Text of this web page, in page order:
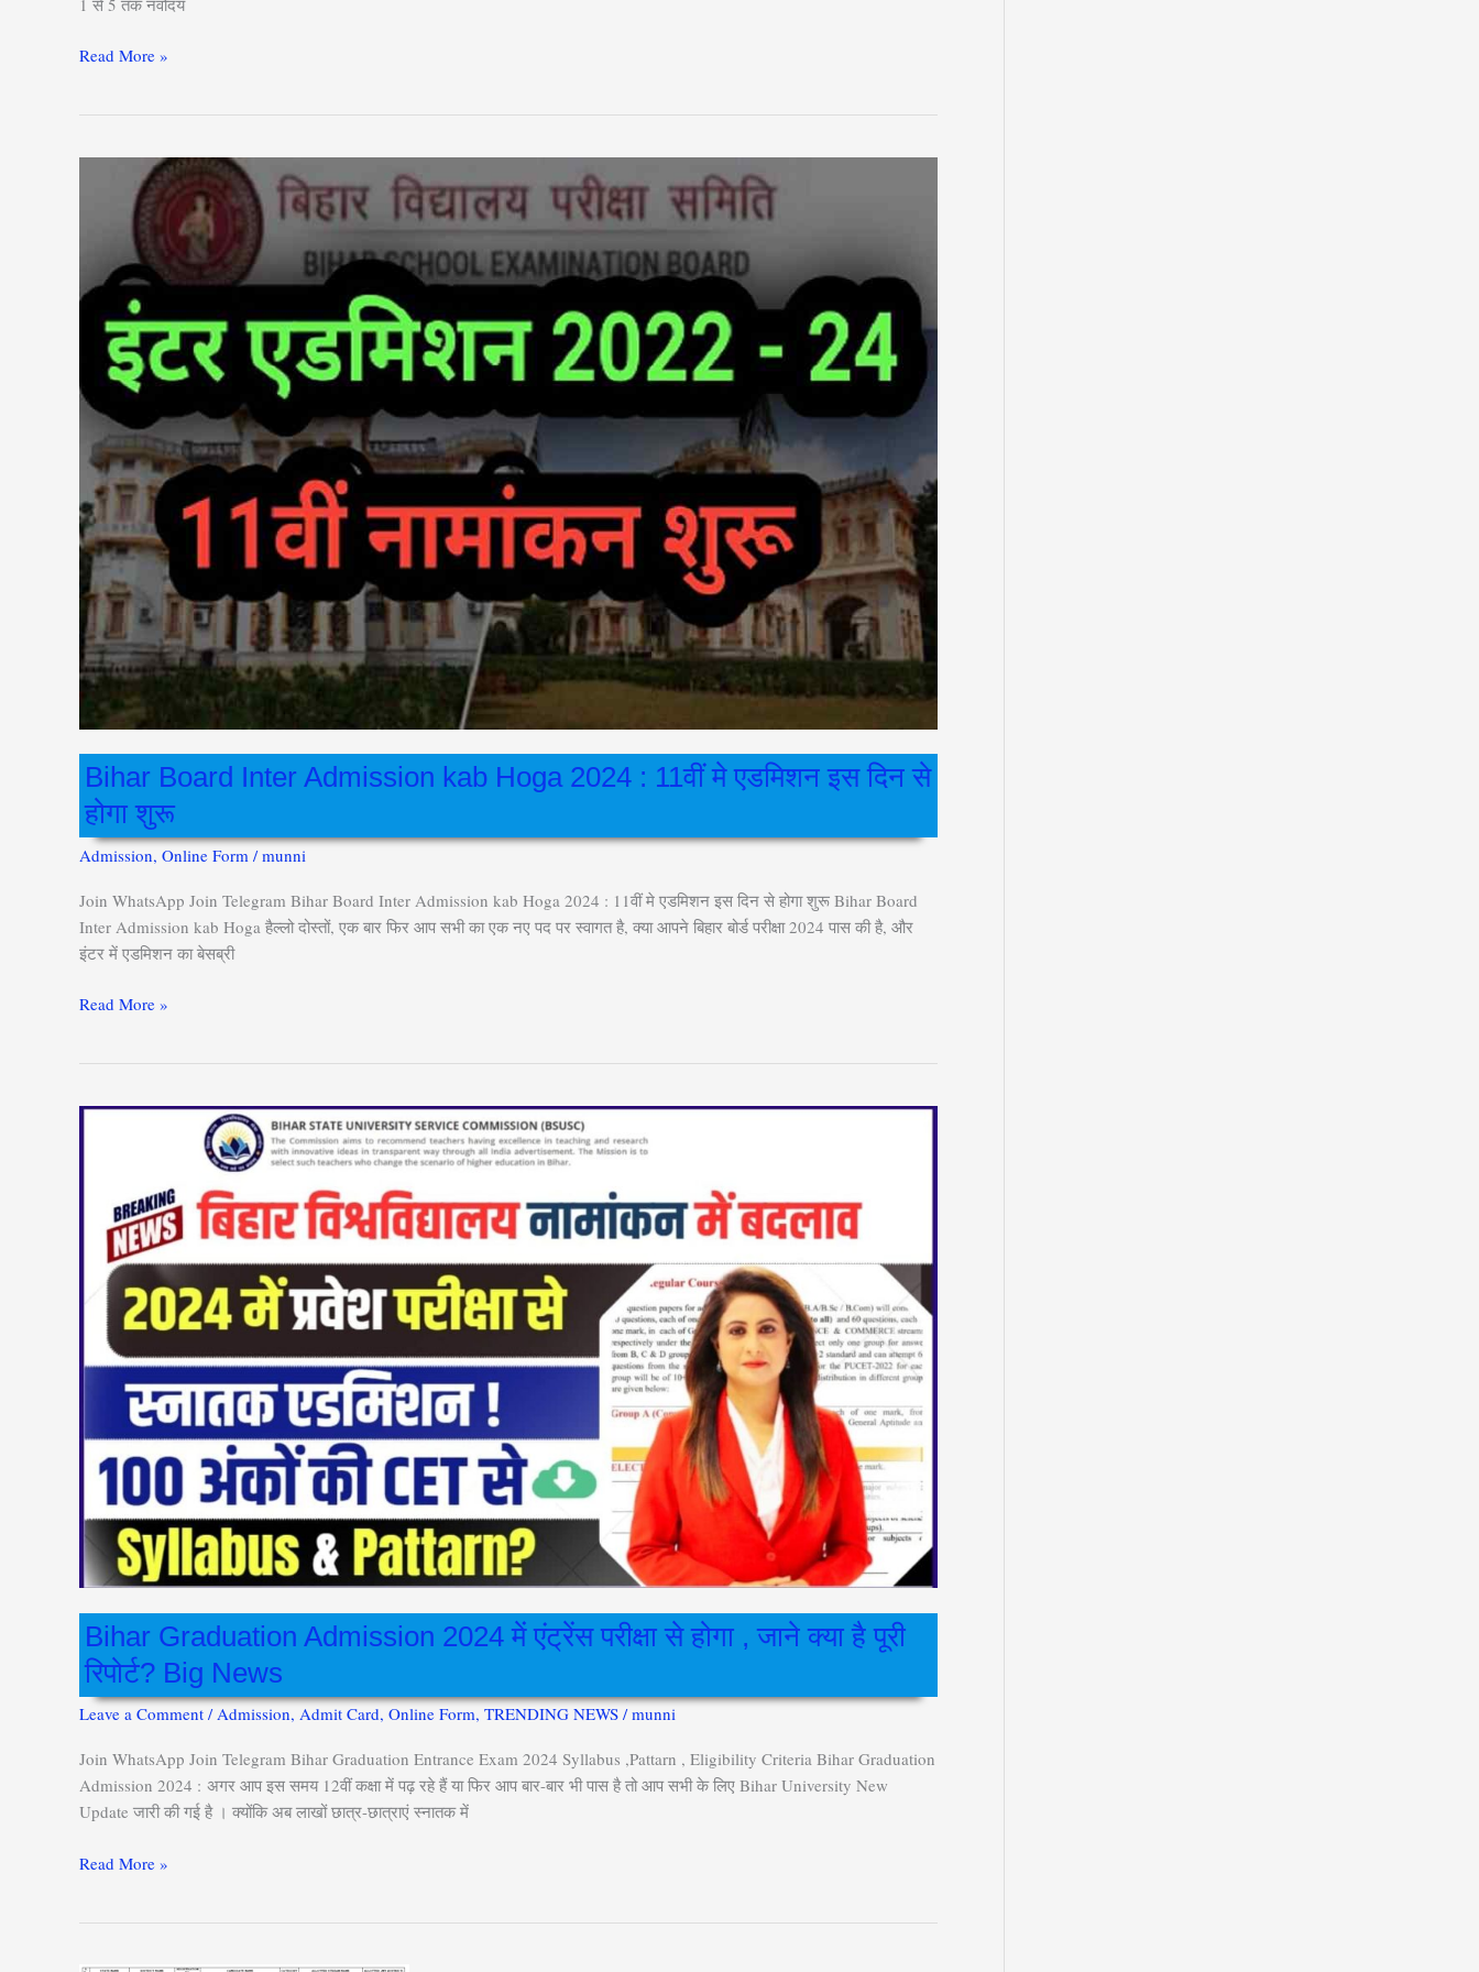
Read More »
Bihar Board Inter Admission kab Hoga 2024 : 11वीं मे एडमिशन इस दिन से
होगा शुरू
Admission, Online Form /munni
Join WhatsApp Join Telegram Bihar Board Inter Admission kab Hoga 2024 : 11वीं मे एडमिशन इस दिन से होगा शुरू Bihar Board
Inter Admission kab Hoga हैल्लो दोस्तों, एक बार फिर आप सभी का एक नए पद पर स्वागत है, क्या आपने बिहार बोर्ड परीक्षा 2024 पास की है, और
इंटर में एडमिशन का बेसब्री
Admission
Hoga
2024
मे
एडमिशन
इस
दिन
से
होगा
शुरू
Read More »
Bihar Graduation Admission 2024 में एंट्रेंस परीक्षा से होगा , जाने क्या है पूरी
रिपोर्ट? Big News
Leave a Comment /Admission, Admit Card, Online Form, TRENDING NEWS /munni
Join WhatsApp Join Telegram Bihar Graduation Entrance Exam 2024 Syllabus ,Pattarn , Eligibility Criteria Bihar Graduation
Admission 2024 : अगर आप इस समय 12वीं कक्षा में पढ़ रहे हैं या फिर आप बार-बार भी पास है तो आप सभी के लिए Bihar University New
Update जारी की गई है । क्योंकि अब लाखों छात्र-छात्राएं स्नातक में
Bihar
एंट्रेंस
परीक्षा
है
Big
News
Read More »